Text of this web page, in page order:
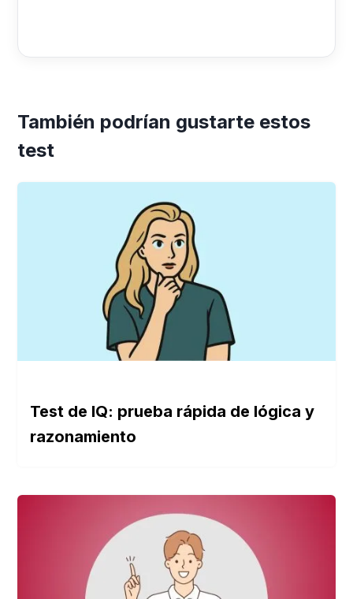
También podrían gustarte estos
test
Test de IQ: prueba rápida de lógica y
razonamiento